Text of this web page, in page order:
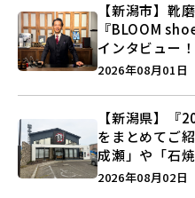
【新潟市】靴
『BLOOM
インタビュー
つくる装いの提
2026年08月01日
【新潟県】『
をまとめてご
成瀬」や「石
営業に幕…。
2026年08月02日